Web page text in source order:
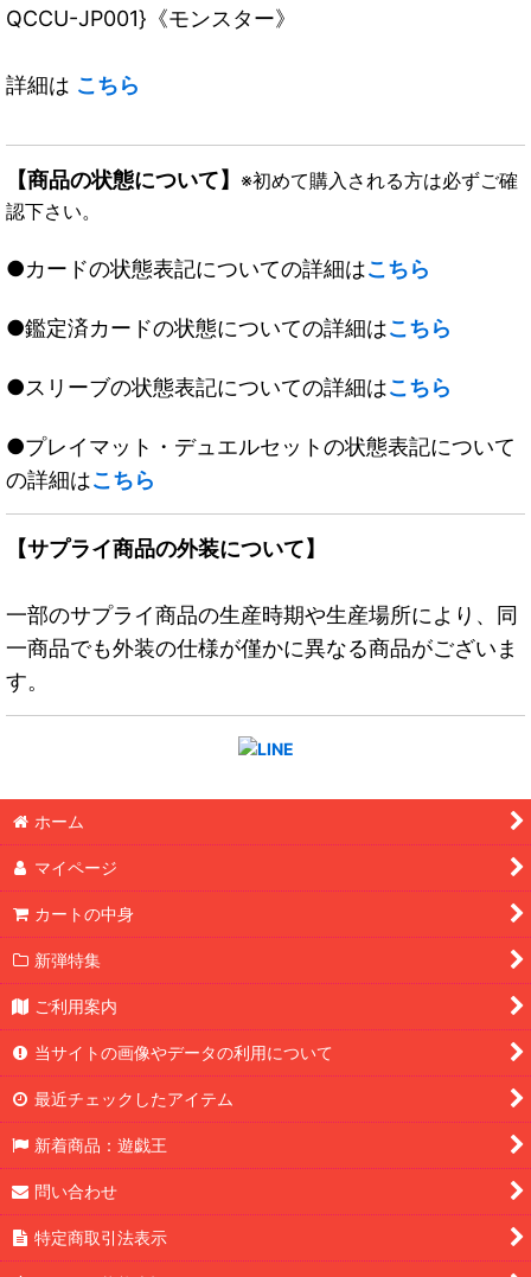
QCCU-JP001}《モンスター》
詳細は こちら
【商品の状態について】 ※初めて購入される方は必ずご確
認下さい。
●カードの状態表記についての詳細はこちら
●鑑定済カードの状態についての詳細はこちら
●スリーブの状態表記についての詳細はこちら
●プレイマット・デュエルセットの状態表記について
の詳細はこちら
【サプライ商品の外装について】
一部のサプライ商品の生産時期や生産場所により、同
一商品でも外装の仕様が僅かに異なる商品がございま
す。
ホーム
マイページ
カートの中身
新弾特集
ご利用案内
当サイトの画像やデータの利用について
最近チェックしたアイテム
新着商品：遊戯王
問い合わせ
特定商取引法表示